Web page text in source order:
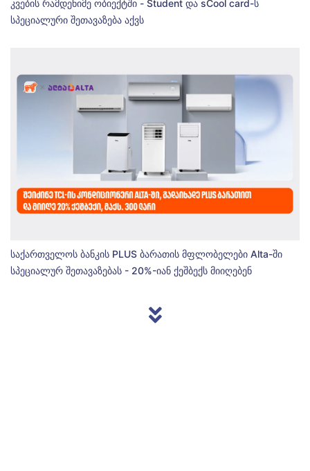
კვების რამდენიმე ობიექტში - Student და sCool card-ს
სპეციალური შეთავაზება აქვს
საქართველოს ბანკის PLUS ბარათის მფლობელები Alta-ში
სპეციალურ შეთავაზებას - 20%-იან ქეშბექს მიიღებენ